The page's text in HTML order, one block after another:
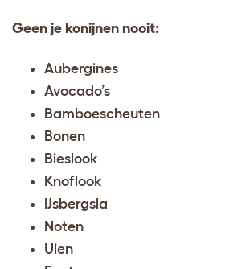
Geen je konijnen nooit:
Aubergines
Avocado’s
Bamboescheuten
Bonen
Bieslook
Knoflook
IJsbergsla
Noten
Uien